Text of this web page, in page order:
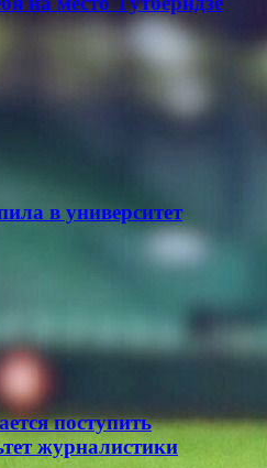
в университет
поступить
журналистики